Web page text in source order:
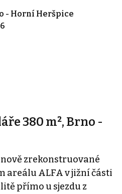
- Horní Heršpice
380 m², Brno -
zrekonstruované
areálu ALFA v jižní části
přímo u sjezdu z